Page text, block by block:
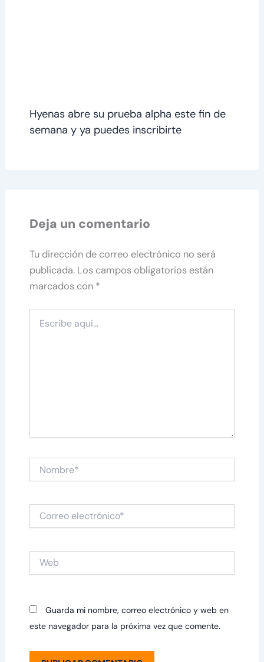
Hyenas abre su prueba alpha este fin de
semana y ya puedes inscribirte
Deja un comentario
Tu dirección de correo electrónico no será
publicada. Los campos obligatorios están
marcados con *
aquí...
Correo
electrónico*
Guarda mi nombre, correo electrónico y web en
este navegador para la próxima vez que comente.